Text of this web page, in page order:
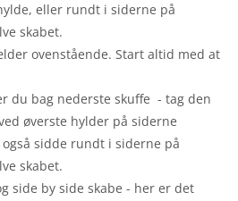
eller rundt i siderne på
skabet.
ovenstående. Start altid med at
du bag nederste skuffe - tag den
øverste hylder på siderne
sidde rundt i siderne på
skabet.
side by side skabe - her er det